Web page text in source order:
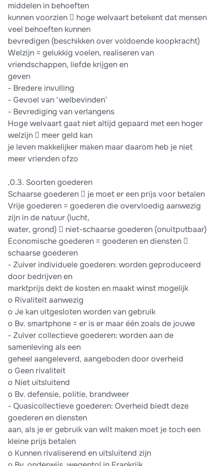
middelen in behoeften
kunnen voorzien  hoge welvaart betekent dat mensen
veel behoeften kunnen
bevredigen (beschikken over voldoende koopkracht)
Welzijn = gelukkig voelen, realiseren van
vriendschappen, liefde krijgen en
geven
- Bredere invulling
- Gevoel van ‘welbevinden’
- Bevrediging van verlangens
Hoge welvaart gaat niet altijd gepaard met een hoger
welzijn  meer geld kan
je leven makkelijker maken maar daarom heb je niet
meer vrienden ofzo
,0.3. Soorten goederen
Schaarse goederen  je moet er een prijs voor betalen
Vrije goederen = goederen die overvloedig aanwezig
zijn in de natuur (lucht,
water, grond)  niet-schaarse goederen (onuitputbaar)
Economische goederen = goederen en diensten 
schaarse goederen
- Zuiver individuele goederen: worden geproduceerd
door bedrijven en
marktprijs dekt de kosten en maakt winst mogelijk
o Rivaliteit aanwezig
o Je kan uitgesloten worden van gebruik
o Bv. smartphone = er is er maar één zoals de jouwe
- Zuiver collectieve goederen: worden aan de
samenleving als een
geheel aangeleverd, aangeboden door overheid
o Geen rivaliteit
o Niet uitsluitend
o Bv. defensie, politie, brandweer
- Quasicollectieve goederen: Overheid biedt deze
goederen en diensten
aan, als je er gebruik van wilt maken moet je toch een
kleine prijs betalen
o Kunnen rivaliserend en uitsluitend zijn